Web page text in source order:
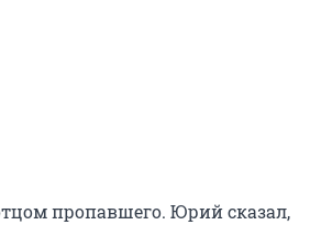
пропавшего. Юрий сказал,